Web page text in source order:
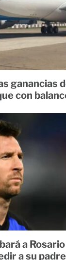
ganancias
con
a
a su padre